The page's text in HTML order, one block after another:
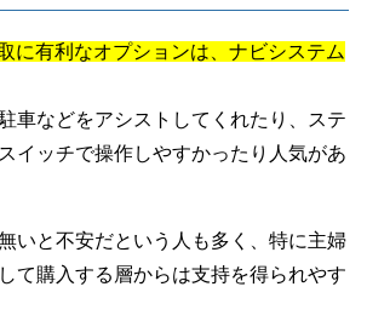
に有利なオプションは、ナビシステム
車などをアシストしてくれたり、ステ
イッチで操作しやすかったり人気があ
いと不安だという人も多く、特に主婦
て購入する層からは支持を得られやす